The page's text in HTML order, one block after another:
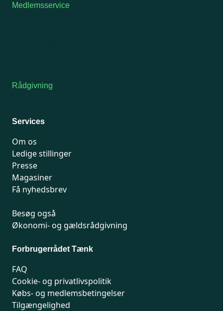
Medlemsservice
Rådgivning
Services
Om os
Ledige stillinger
Presse
Magasiner
Få nyhedsbrev
Besøg også
Økonomi- og gældsrådgivning
Forbrugerrådet Tænk
FAQ
Cookie- og privatlivspolitik
Købs- og medlemsbetingelser
Tilgængelighed